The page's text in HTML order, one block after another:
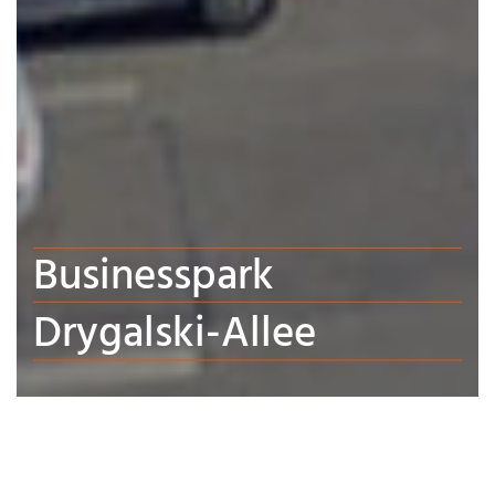
Businesspark
Drygalski-Allee